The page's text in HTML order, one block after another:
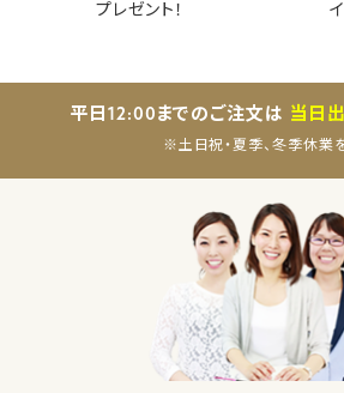
プレゼント！
平日12:00までのご注文は 当日
※土日祝・夏季、冬季休業